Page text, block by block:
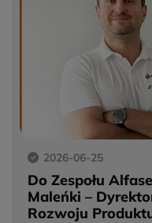
zakresie plików
prawidłowego
poszczególne narzędzia
2026-06-25
Do Zespołu
Maleńki –
Rozwoju